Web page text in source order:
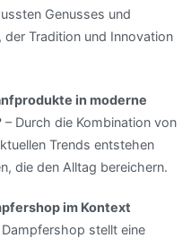
Genusses und
Tradition und Innovation
in moderne
– Durch die Kombination von
Trends entstehen
die den Alltag bereichern.
im Kontext
Dampfershop stellt eine